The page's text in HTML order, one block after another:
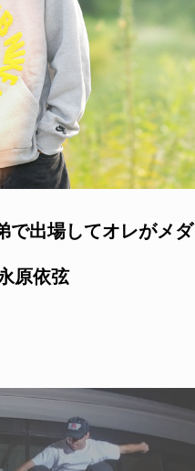
で出場してオレがメダ
原依弦